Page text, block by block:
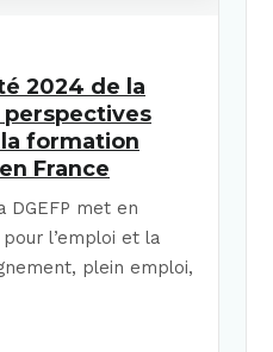
2024 de la
perspectives
formation
France
DGEFP met en
l’emploi et la
plein emploi,